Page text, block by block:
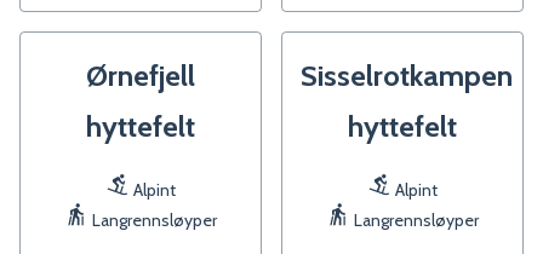
Ørnefjell
hyttefelt
Alpint
Langrennsløyper
Sisselrotkampen
hyttefelt
Alpint
Langrennsløyper